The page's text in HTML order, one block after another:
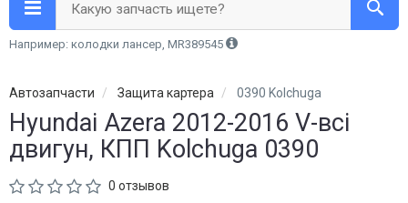
Какую запчасть ищете?
Например: колодки лансер, MR389545
Автозапчасти Защита картера 0390 Kolchuga
Hyundai Azera 2012-2016 V-всі
двигун, КПП Kolchuga 0390
0 отзывов